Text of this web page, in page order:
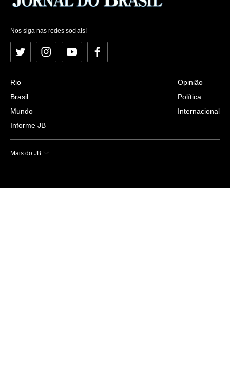
Nos siga nas redes sociais!
Twitter InstagramYouTubeFacebook
Rio
Brasil
Mundo
Informe JB
Opinião
Política
Internacional
Mais do JB
Esportes